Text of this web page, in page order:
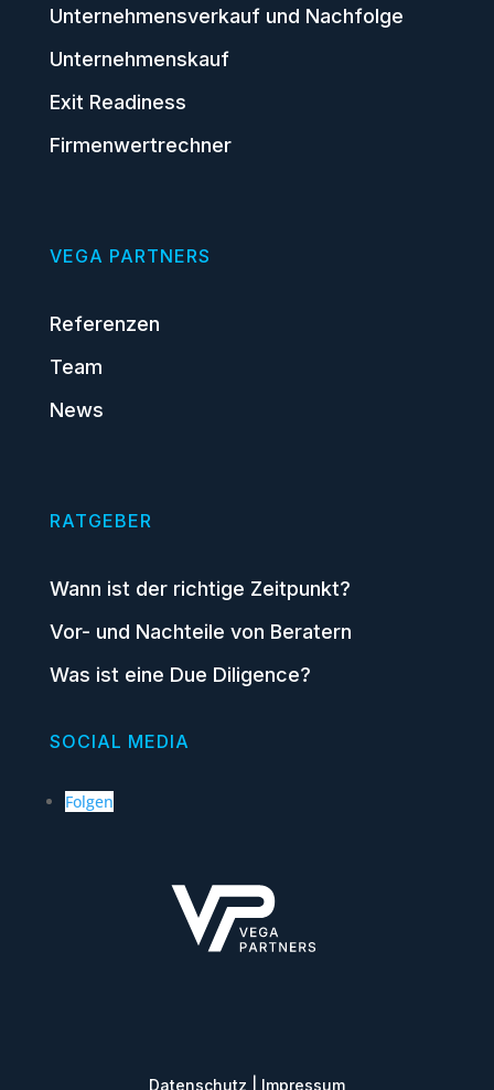
Unternehmensverkauf und Nachfolge
Unternehmenskauf
Exit Readiness
Firmenwertrechner
VEGA PARTNERS
Referenzen
Team
News
RATGEBER
Wann ist der richtige Zeitpunkt?
Vor- und Nachteile von Beratern
Was ist eine Due Diligence?
SOCIAL MEDIA
Folgen
Datenschutz Impressum